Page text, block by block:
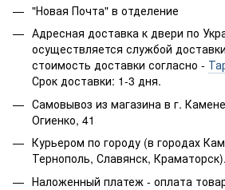
"Новая Почта" в отделение
Адресная доставка к двери по
осуществляется службой
стоимость доставки согласно -
Срок доставки: 1-3 дня.
Самовывоз из магазина в г.
Огиенко, 41
Курьером по городу (в городах
Тернополь, Славянск, Краматорск).
Наложенный платеж - оплата